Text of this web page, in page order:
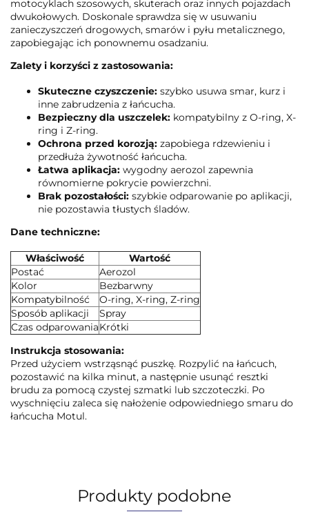
motocyklach szosowych, skuterach oraz innych pojazdach
dwukołowych. Doskonale sprawdza się w usuwaniu
zanieczyszczeń drogowych, smarów i pyłu metalicznego,
zapobiegając ich ponownemu osadzaniu.
Zalety i korzyści z zastosowania:
Skuteczne czyszczenie: szybko usuwa smar, kurz i
inne zabrudzenia z łańcucha.
Bezpieczny dla uszczelek: kompatybilny z O-ring, X-
ring i Z-ring.
Ochrona przed korozją: zapobiega rdzewieniu i
przedłuża żywotność łańcucha.
Łatwa aplikacja: wygodny aerozol zapewnia
równomierne pokrycie powierzchni.
Brak pozostałości: szybkie odparowanie po aplikacji,
nie pozostawia tłustych śladów.
Dane techniczne:
Właściwość
Wartość
Postać
Aerozol
Kolor
Bezbarwny
Kompatybilność
O-ring, X-ring, Z-ring
Sposób aplikacji
Spray
Czas odparowaniaKrótki
Instrukcja stosowania:
Przed użyciem wstrząsnąć puszkę. Rozpylić na łańcuch,
pozostawić na kilka minut, a następnie usunąć resztki
brudu za pomocą czystej szmatki lub szczoteczki. Po
wyschnięciu zaleca się nałożenie odpowiedniego smaru do
łańcucha Motul.
Produkty podobne